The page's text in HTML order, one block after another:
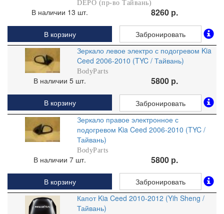
DEPO (пр-во Тайвань)
В наличии 13 шт. 8260 р.
В корзину
Забронировать
Зеркало левое электро с подогревом Kia
Ceed 2006-2010 (TYC / Тайвань)
BodyParts
В наличии 5 шт. 5800 р.
В корзину
Забронировать
Зеркало правое электронное с
подогревом Kia Ceed 2006-2010 (TYC /
Тайвань)
BodyParts
В наличии 7 шт. 5800 р.
В корзину
Забронировать
Капот Kia Ceed 2010-2012 (Yih Sheng /
Тайвань)